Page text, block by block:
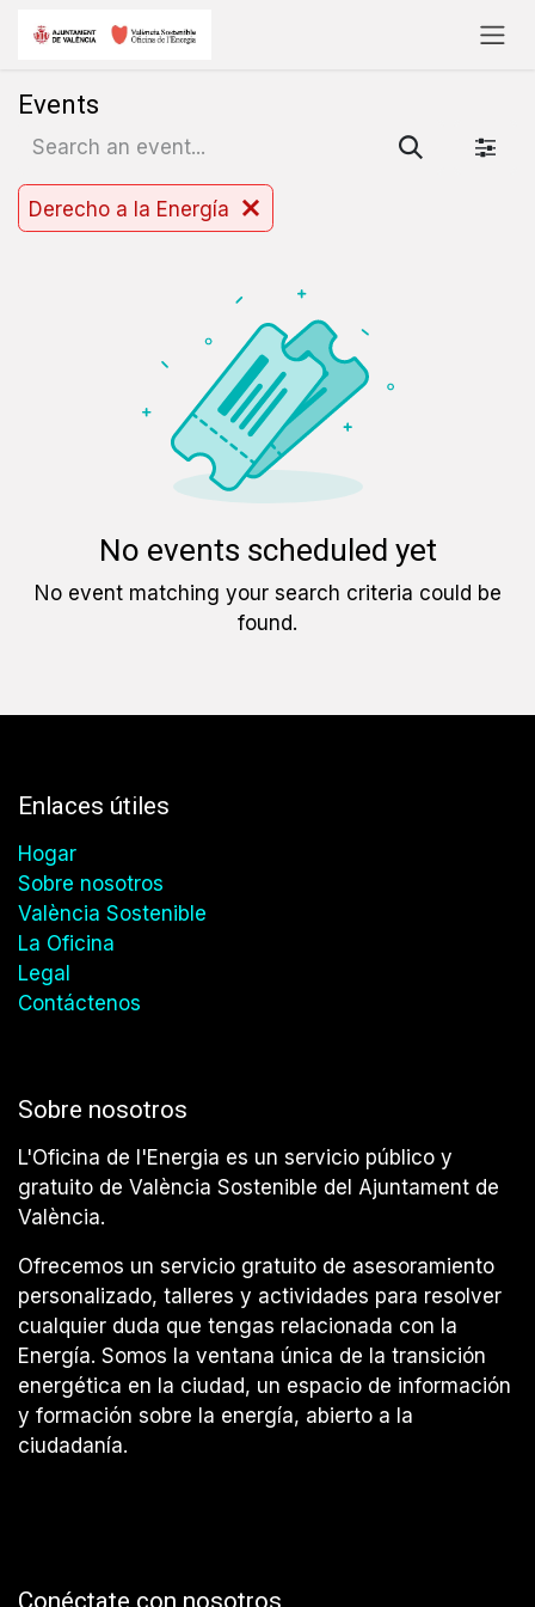
Events
Derecho a la Energía
No events scheduled yet
No event matching your search criteria could be
found.
Enlaces útiles
Hogar
Sobre nosotros
València Sostenible
La Oficina
Legal
Contáctenos
Sobre nosotros
L'Oficina de l'Energia es un servicio público y
gratuito de València Sostenible del Ajuntament de
València.
Ofrecemos un servicio gratuito de asesoramiento
personalizado, talleres y actividades para resolver
cualquier duda que tengas relacionada con la
Energía. Somos la ventana única de la transición
energética en la ciudad, un espacio de información
y formación sobre la energía, abierto a la
ciudadanía.